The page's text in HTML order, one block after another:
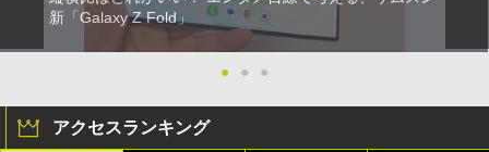
新「Galaxy Z Fold」
● ● ●
アクセスランキング